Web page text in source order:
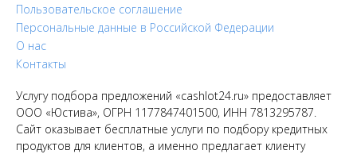
Пользовательское соглашение
Персональные данные в Российской Федерации
О нас
Контакты
Услугу подбора предложений «cashlot24.ru» предоставляет
ООО «Юстива», ОГРН 1177847401500, ИНН 7813295787.
Сайт оказывает бесплатные услуги по подбору кредитных
продуктов для клиентов, а именно предлагает клиенту